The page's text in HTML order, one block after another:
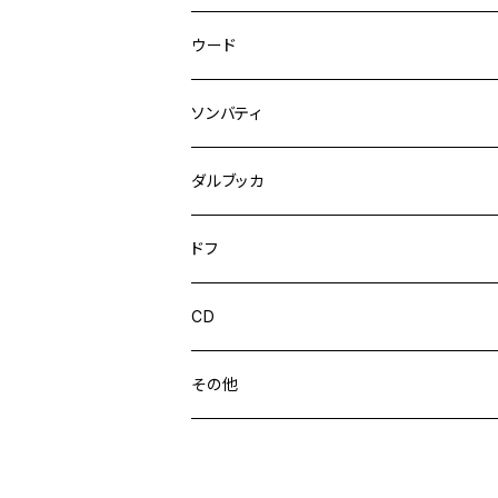
ウード
アラブウード
トルコウード
ソンバティ
ダルブッカ
ダルブッカ
トールダルブッカ
陶器ダルブッカ
ドフ
CD
ウンム・クルスーム
その他